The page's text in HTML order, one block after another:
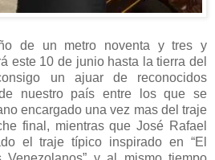
de un metro noventa y tres y
este 10 de junio hasta la tierra del
un ajuar de reconocidos
nuestro país entre los que se
encargado una vez mas del traje
final, mientras que José Rafael
el traje típico inspirado en “El